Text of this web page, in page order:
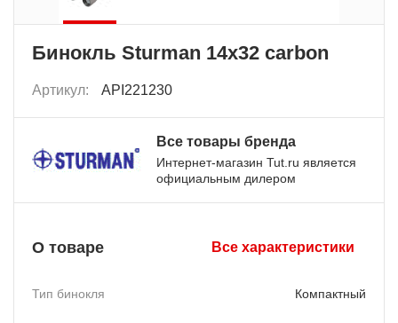
Бинокль Sturman 14x32 carbon
Артикул: API221230
Все товары бренда
Интернет-магазин Tut.ru является
официальным дилером
О товаре Все характеристики
Тип бинокля Компактный